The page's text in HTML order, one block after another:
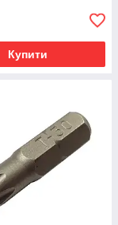
Купити